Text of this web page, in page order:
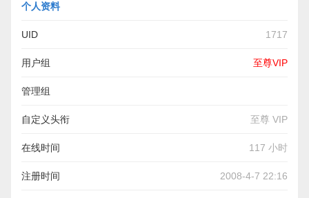
个人资料
UID 1717
用户组 至尊VIP
管理组
自定义头衔 至尊 VIP
在线时间 117 小时
注册时间 2008-4-7 22:16